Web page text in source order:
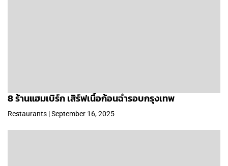
8 ร้านแฮมเบิร์ก เสิร์ฟเนื้อก้อนฉ่ำรอบกรุงเทพ
Restaurants | September 16, 2025